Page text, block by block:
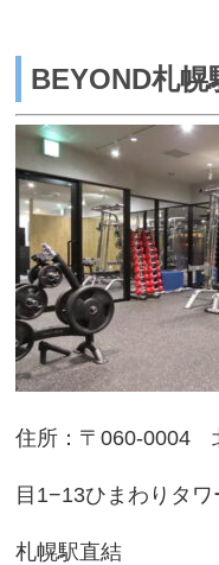
BEYOND札幌
住所：〒060-0004
目1−13ひまわりタワ
札幌駅直結